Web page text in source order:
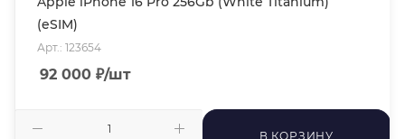
(eSIM)
Арт.: 123654
92 000 ₽/шт
В КОРЗИНУ